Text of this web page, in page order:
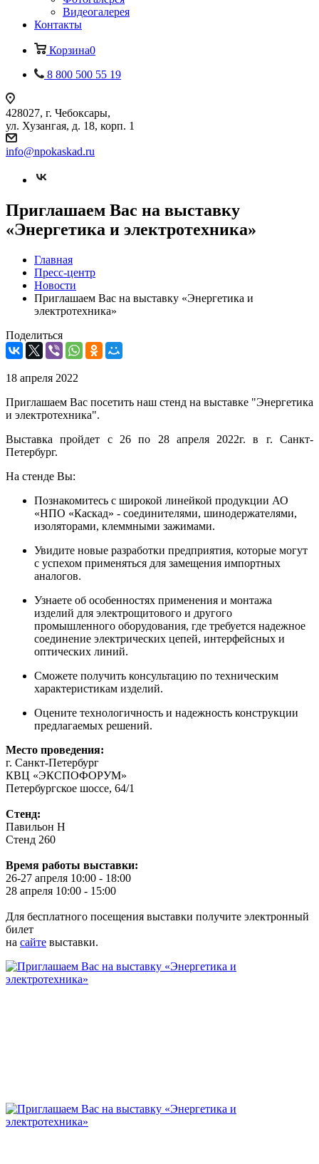
Видеогалерея
Контакты
Корзина0
8 800 500 55 19
428027, г. Чебоксары,
ул. Хузангая, д. 18, корп. 1
info@npokaskad.ru
Приглашаем Вас на выставку
«Энергетика и электротехника»
Главная
Пресс-центр
Новости
Приглашаем Вас на выставку «Энергетика и
электротехника»
Поделиться
18 апреля 2022
Приглашаем Вас посетить наш стенд на выставке "Энергетика
и электротехника".
Выставка пройдет с 26 по 28 апреля 2022г. в г. Санкт-
Петербург.
На стенде Вы:
Познакомитесь с широкой линейкой продукции АО
«НПО «Каскад» - соединителями, шинодержателями,
изоляторами, клеммными зажимами.
Увидите новые разработки предприятия, которые могут
с успехом применяться для замещения импортных
аналогов.
Узнаете об особенностях применения и монтажа
изделий для электрощитового и другого
промышленного оборудования, где требуется надежное
соединение электрических цепей, интерфейсных и
оптических линий.
Сможете получить консультацию по техническим
характеристикам изделий.
Оцените технологичность и надежность конструкции
предлагаемых решений.
Место проведения:
г. Санкт-Петербург
КВЦ «ЭКСПОФОРУМ»
Петербургское шоссе, 64/1
Стенд:
Павильон Н
Стенд 260
Время работы выставки:
26-27 апреля 10:00 - 18:00
28 апреля 10:00 - 15:00
Для бесплатного посещения выставки получите электронный
билет
на сайте выставки.